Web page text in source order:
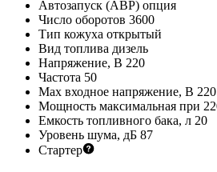
Автозапуск (АВР) опция
Число оборотов 3600
Тип кожуха открытый
Вид топлива дизель
Напряжение, В 220
Частота 50
Max входное напряжение, В 220
Мощность максимальная при
Емкость топливного бака, л 20
Уровень шума, дБ 87
Стартер